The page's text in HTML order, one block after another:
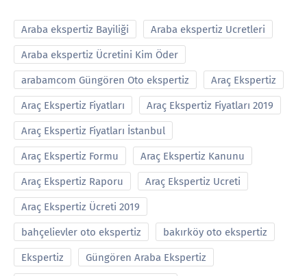
Araba ekspertiz Bayiliği Araba ekspertiz Ucretleri
Araba ekspertiz Ücretini Kim Öder
arabamcom Güngören Oto ekspertiz Araç Ekspertiz
Araç Ekspertiz Fiyatları Araç Ekspertiz Fiyatları 2019
Araç Ekspertiz Fiyatları İstanbul
Araç Ekspertiz Formu Araç Ekspertiz Kanunu
Araç Ekspertiz Raporu Araç Ekspertiz Ucreti
Araç Ekspertiz Ücreti 2019
bahçelievler oto ekspertiz bakırköy oto ekspertiz
Ekspertiz Güngören Araba Ekspertiz